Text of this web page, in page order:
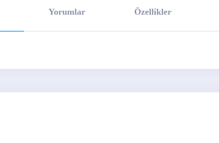
Yorumlar Özellikler